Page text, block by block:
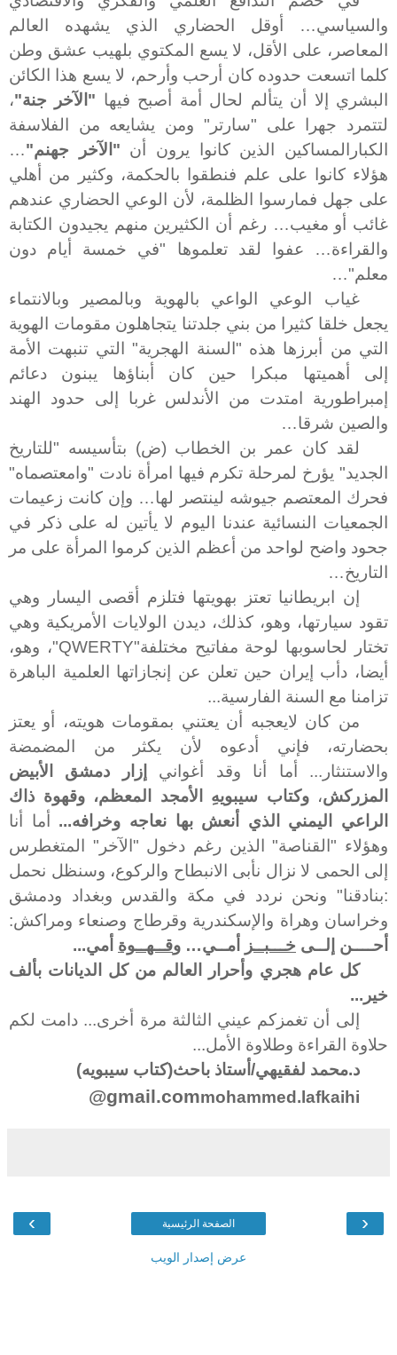
والسياسي… أوقل الحضاري الذي يشهده العالم
المعاصر، على الأقل، لا يسع المكتوي بلهيب عشق وطن
كلما اتسعت حدوده كان أرحب وأرحم، لا يسع هذا الكائن
البشري إلا أن يتألم لحال أمة أصبح فيها "الآخر جنة"،
لتتمرد جهرا على "سارتر" ومن يشايعه من الفلاسفة
الكبارالمساكين الذين كانوا يرون أن "الآخر جهنم"…
هؤلاء كانوا على علم فنطقوا بالحكمة، وكثير من أهلي
على جهل فمارسوا الظلمة، لأن الوعي الحضاري عندهم
غائب أو مغيب… رغم أن الكثيرين منهم يجيدون الكتابة
والقراءة… عفوا لقد تعلموها "في خمسة أيام دون
معلم"…
غياب الوعي الواعي بالهوية وبالمصير وبالانتماء
يجعل خلقا كثيرا من بني جلدتنا يتجاهلون مقومات الهوية
التي من أبرزها هذه "السنة الهجرية" التي تنبهت الأمة
إلى أهميتها مبكرا حين كان أبناؤها يبنون دعائم
إمبراطورية امتدت من الأندلس غربا إلى حدود الهند
والصين شرقا…
لقد كان عمر بن الخطاب (ض) بتأسيسه "للتاريخ
الجديد" يؤرخ لمرحلة تكرم فيها امرأة نادت "وامعتصماه"
فحرك المعتصم جيوشه لينتصر لها… وإن كانت زعيمات
الجمعيات النسائية عندنا اليوم لا يأتين له على ذكر في
جحود واضح لواحد من أعظم الذين كرموا المرأة على مر
التاريخ…
إن ابريطانيا تعتز بهويتها فتلزم أقصى اليسار وهي
تقود سيارتها، وهو، كذلك، ديدن الولايات الأمريكية وهي
تختار لحاسوبها لوحة مفاتيح مختلفة"QWERTY"، وهو،
أيضا، دأب إيران حين تعلن عن إنجازاتها العلمية الباهرة
تزامنا مع السنة الفارسية...
من كان لايعجبه أن يعتني بمقومات هويته، أو يعتز
بحضارته، فإني أدعوه لأن يكثر من المضمضة
والاستنثار... أما أنا وقد أغواني
إزار دمشق الأبيض
المزركش،وكتاب سيبويهِ الأمجد المعظم، وقهوة ذاك
الراعي اليمني الذي أنعش بها نعاجه وخرافه... أما أنا
وهؤلاء "القناصة" الذين رغم دخول "الآخر" المتغطرس
إلى الحمى لا نزال نأبى الانبطاح والركوع، وسنظل نحمل
:بنادقنا" ونحن نردد في مكة والقدس وبغداد ودمشق
وخراسان وهراة والإسكندرية وقرطاج وصنعاء ومراكش:
أحــــن إلــى خـــبــز أمــي… وقــهــوة أمي...
كل عام هجري وأحرار العالم من كل الديانات بألف
خير...
إلى أن تغمزكم عيني الثالثة مرة أخرى... دامت لكم
حلاوة القراءة وطلاوة الأمل...
د.محمد لفقيهي/ أستاذ باحث(كتاب سيبويه)
mohammed.lafkaihi
@gmail.com
‹
› الصفحة الرئيسية
عرض إصدار الويب